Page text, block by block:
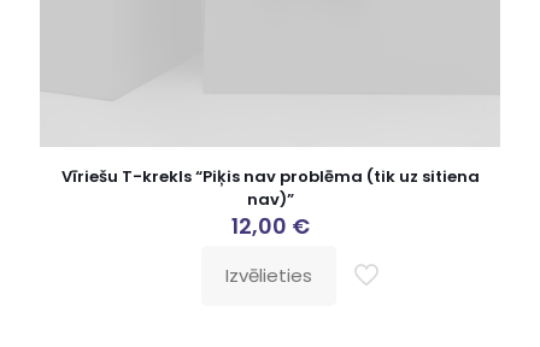
Vīriešu T-krekls “Piķis nav problēma (tik uz sitiena
nav)”
12,00 €
Izvēlieties